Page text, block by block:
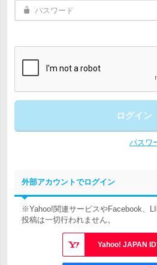
ログイン
パスワ
外部アカウントでログイン
※Yahoo!関連サービスやFacebook、
投稿は一切行われません。
Yahoo! JAPAN